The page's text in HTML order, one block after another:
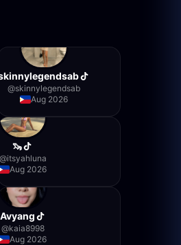
@skinnylegendsab
Aug 2026
🦦
@itsyahluna
Aug 2026
Avyang
@kaia8998
Aug 2026